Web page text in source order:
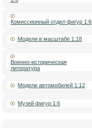
Комиссионный отдел фигур 1:6
Модели в масштабе 1:18
Военно-историческая
литература
Модели автомобилей 1:12
Музей фигур 1:6